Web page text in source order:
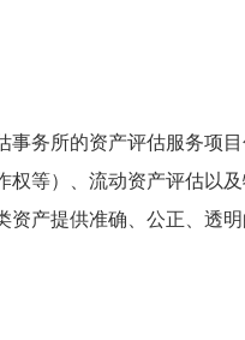
事务所的资产评估服务项
权等）、流动资产评估以
资产提供准确、公正、透明